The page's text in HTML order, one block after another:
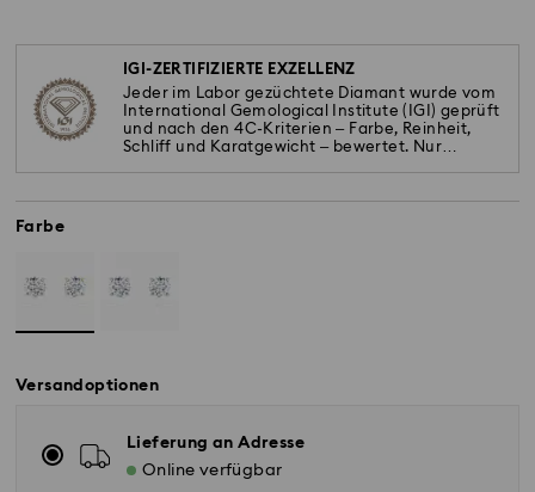
IGI-ZERTIFIZIERTE EXZELLENZ
Jeder im Labor gezüchtete Diamant wurde vom
International Gemological Institute (IGI) geprüft
und nach den 4C-Kriterien – Farbe, Reinheit,
Schliff und Karatgewicht – bewertet. Nur
Farbe
Versandoptionen
Lieferung an Adresse
Online verfügbar